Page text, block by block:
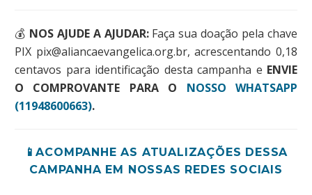
💰 NOS AJUDE A AJUDAR:Faça sua doação pela chave
PIX pix@aliancaevangelica.org.br, acrescentando 0,18
centavos para identificação desta campanha e ENVIE
O COMPROVANTE PARA O NOSSO WHATSAPP
(11948600663).
📱ACOMPANHE AS ATUALIZAÇÕES DESSA
CAMPANHA EM NOSSAS REDES SOCIAIS